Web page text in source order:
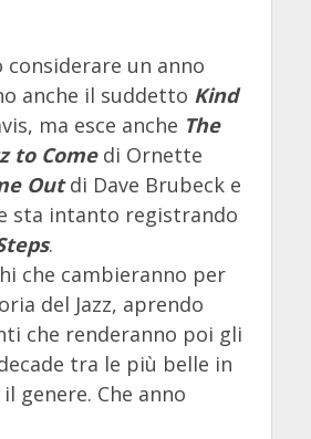
considerare un anno
anche il suddetto Kind
ma esce anche The
to Comedi Ornette
Outdi Dave Brubeck e
sta intanto registrando
.
che cambieranno per
del Jazz, aprendo
che renderanno poi gli
tra le più belle in
genere. Che anno